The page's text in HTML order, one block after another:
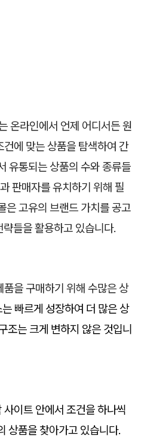
온라인에서 언제 어디서든 원
에 맞는 상품을 탐색하여 간
유통되는 상품의 수와 종류들
판매자를 유치하기 위해 필
은 고유의 브랜드 가치를 공고
들을 활용하고 있습니다.
을 구매하기 위해 수많은 상
빠르게 성장하여 더 많은 상
조는 크게 변하지 않은 것입니
이트 안에서 조건을 하나씩
상품을 찾아가고 있습니다.